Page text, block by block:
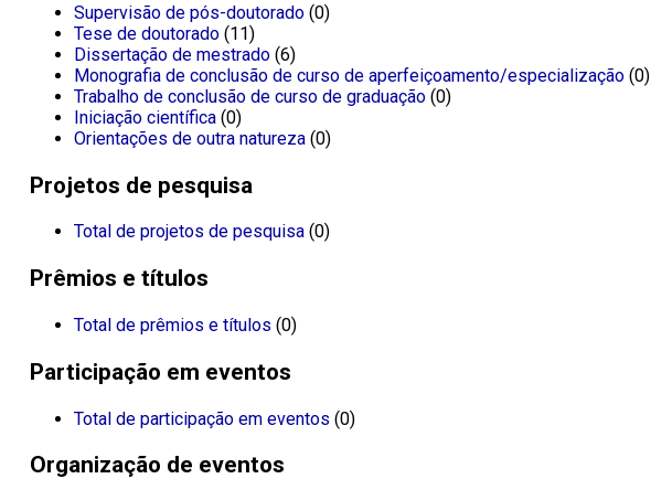
Supervisão de pós-doutorado(0)
Tese de doutorado(11)
Dissertação de mestrado(6)
Monografia de conclusão de curso de aperfeiçoamento/especialização(0)
Trabalho de conclusão de curso de graduação(0)
Iniciação científica(0)
Orientações de outra natureza(0)
Projetos de pesquisa
Total de projetos de pesquisa(0)
Prêmios e títulos
Total de prêmios e títulos (0)
Participação em eventos
Total de participação em eventos (0)
Organização de eventos